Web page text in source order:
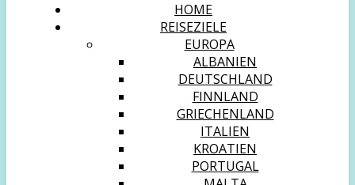
HOME
REISEZIELE
EUROPA
ALBANIEN
DEUTSCHLAND
FINNLAND
GRIECHENLAND
ITALIEN
KROATIEN
PORTUGAL